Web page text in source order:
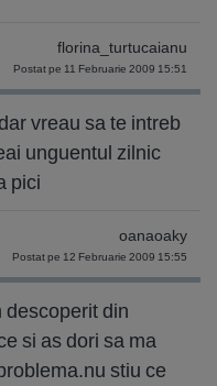
florina_turtucaianu
Postat pe 11 Februarie 2009 15:51
vreau sa te intreb
unguentul zilnic
pici
oanaoaky
Postat pe 12 Februarie 2009 15:55
descoperit din
si as dori sa ma
stiu ce